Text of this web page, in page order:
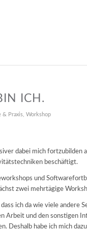
ICH.
& Praxis, Workshop
dabei mich fortzubilden
beschäftigt.
und
zwei mehrtägige
ich da wie viele andere
Arbeit und den sonstigen
Deshalb habe ich mich